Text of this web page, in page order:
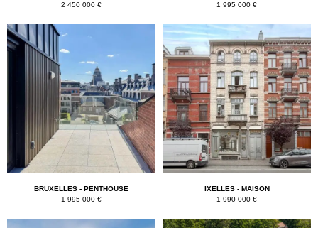
2 450 000 €
1 995 000 €
BRUXELLES - PENTHOUSE
1 995 000 €
IXELLES - MAISON
1 990 000 €